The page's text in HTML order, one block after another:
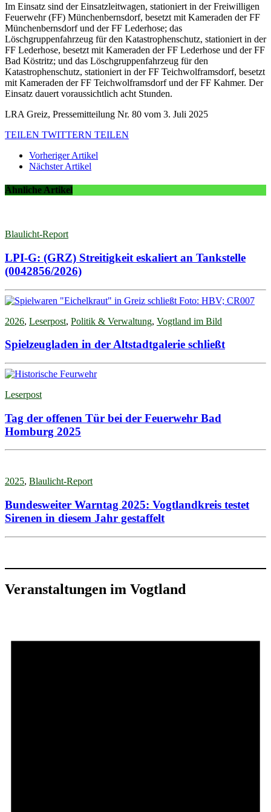
Im Einsatz sind der Einsatzleitwagen, stationiert in der Freiwilligen
Feuerwehr (FF) Münchenbernsdorf, besetzt mit Kameraden der FF
Münchenbernsdorf und der FF Lederhose; das
Löschgruppenfahrzeug für den Katastrophenschutz, stationiert in der
FF Lederhose, besetzt mit Kameraden der FF Lederhose und der FF
Bad Köstritz; und das Löschgruppenfahrzeug für den
Katastrophenschutz, stationiert in der FF Teichwolframsdorf, besetzt
mit Kameraden der FF Teichwolframsdorf und der FF Kahmer. Der
Einsatz dauert voraussichtlich acht Stunden.
LRA Greiz, Pressemitteilung Nr. 80 vom 3. Juli 2025
TEILEN TWITTERN TEILEN
Vorheriger Artikel
Nächster Artikel
Ähnliche Artikel
Blaulicht-Report
LPI-G: (GRZ) Streitigkeit eskaliert an Tankstelle
(0042856/2026)
2026, Leserpost, Politik & Verwaltung, Vogtland im Bild
Spielzeugladen in der Altstadtgalerie schließt
Leserpost
Tag der offenen Tür bei der Feuerwehr Bad
Homburg 2025
2025, Blaulicht-Report
Bundesweiter Warntag 2025: Vogtlandkreis testet
Sirenen in diesem Jahr gestaffelt
Veranstaltungen im Vogtland